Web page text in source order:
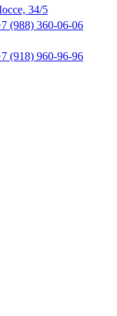
34/5
(988) 360-06-06
(918) 960-96-96